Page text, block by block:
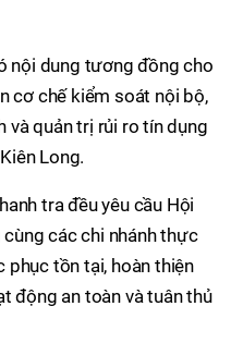
nội dung tương đồng cho
cơ chế kiểm soát nội bộ,
và quản trị rủi ro tín dụng
Long.
tra đều yêu cầu Hội
các chi nhánh thực
phục tồn tại, hoàn thiện
động an toàn và tuân thủ